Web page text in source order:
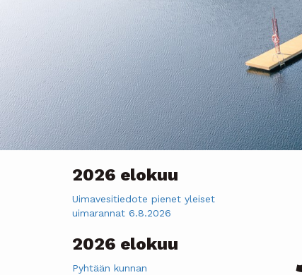
2026 elokuu
Uimavesitiedote pienet yleiset
uimarannat 6.8.2026
2026 elokuu
Pyhtään kunnan